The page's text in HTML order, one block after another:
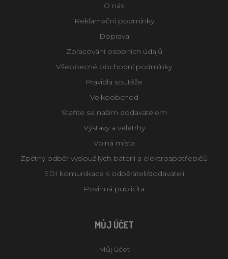
O nás
Reklamační podmínky
Doprava
Zpracování osobních údajů
Všeobecné obchodní podmínky
Pravidla soutěže
Velkoobchod
Staňte se naším dodavatelem
Výstavy a veletrhy
Volná místa
Zpětný odběr vysloužilých baterií a elektrospotřebičů
EDI komunikace s odběrateli/dodavateli
Povinná publicita
MŮJ ÚČET
Můj účet